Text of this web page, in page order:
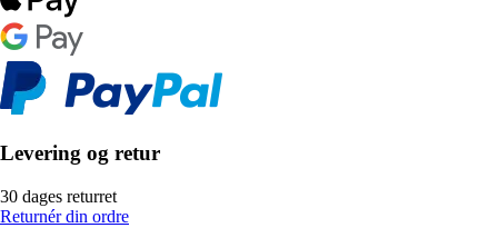
Levering og retur
30 dages returret
Returnér din ordre